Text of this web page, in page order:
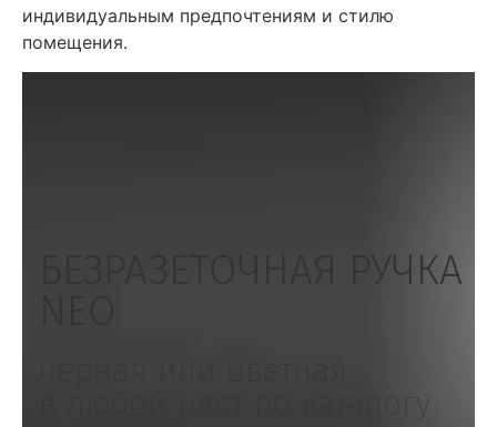
индивидуальным предпочтениям и стилю
помещения.
БЕЗРАЗЕТОЧНАЯ РУЧКА
в любой цвет по каталогу